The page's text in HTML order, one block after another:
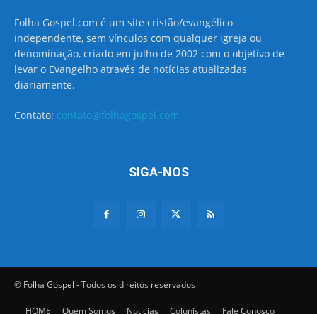
Folha Gospel.com é um site cristão/evangélico
independente, sem vínculos com qualquer igreja ou
denominação, criado em julho de 2002 com o objetivo de
levar o Evangelho através de notícias atualizadas
diariamente.
Contato: contato@folhagospel.com
SIGA-NOS
© Folha Gospel - Todos os direitos reservados
HOME Quem Somos Notícias Colunistas
Fale Conosco